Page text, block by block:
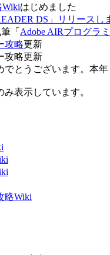
Wikiはじめました
DS」リリースし
「 Adobe AIRプログラ
攻略更新
攻略更新
とうございます。本年
表示しています。
略Wiki